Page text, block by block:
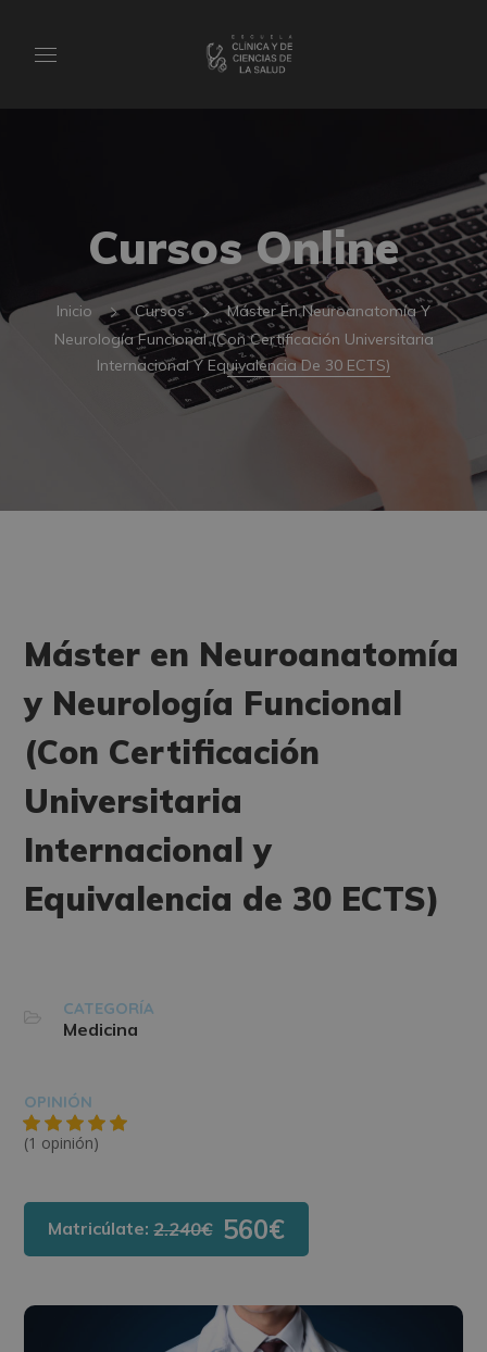
Cursos Online
Inicio Cursos
Máster En Neuroanatomía Y
Neurología Funcional (Con Certificación Universitaria
Internacional Y Equivalencia De 30 ECTS)
Máster en Neuroanatomía
y Neurología Funcional
(Con Certificación
Universitaria
Internacional y
Equivalencia de 30 ECTS)
CATEGORÍA
Medicina
OPINIÓN
(1 opinión)
Matricúlate:2.240€ 560€